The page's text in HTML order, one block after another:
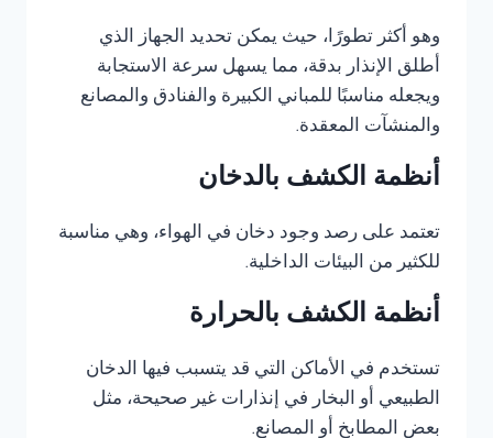
وهو أكثر تطورًا، حيث يمكن تحديد الجهاز الذي
أطلق الإنذار بدقة، مما يسهل سرعة الاستجابة
ويجعله مناسبًا للمباني الكبيرة والفنادق والمصانع
والمنشآت المعقدة.
أنظمة الكشف بالدخان
تعتمد على رصد وجود دخان في الهواء، وهي مناسبة
للكثير من البيئات الداخلية.
أنظمة الكشف بالحرارة
تستخدم في الأماكن التي قد يتسبب فيها الدخان
الطبيعي أو البخار في إنذارات غير صحيحة، مثل
بعض المطابخ أو المصانع.